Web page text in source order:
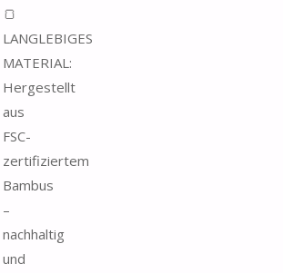
🍞
LANGLEBIGES
MATERIAL:
Hergestellt
aus
FSC-
zertifiziertem
Bambus
–
nachhaltig
und